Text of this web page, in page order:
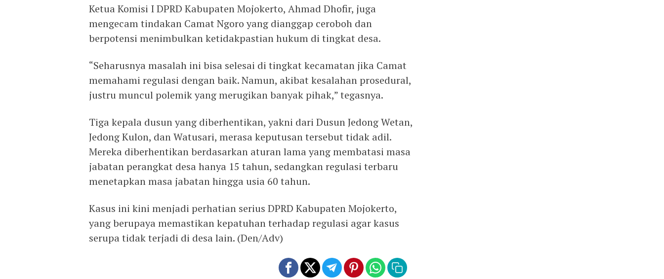
Ketua Komisi I DPRD Kabupaten Mojokerto, Ahmad Dhofir, juga
mengecam tindakan Camat Ngoro yang dianggap ceroboh dan
berpotensi menimbulkan ketidakpastian hukum di tingkat desa.
“Seharusnya masalah ini bisa selesai di tingkat kecamatan jika Camat
memahami regulasi dengan baik. Namun, akibat kesalahan prosedural,
justru muncul polemik yang merugikan banyak pihak,” tegasnya.
Tiga kepala dusun yang diberhentikan, yakni dari Dusun Jedong Wetan,
Jedong Kulon, dan Watusari, merasa keputusan tersebut tidak adil.
Mereka diberhentikan berdasarkan aturan lama yang membatasi masa
jabatan perangkat desa hanya 15 tahun, sedangkan regulasi terbaru
menetapkan masa jabatan hingga usia 60 tahun.
Kasus ini kini menjadi perhatian serius DPRD Kabupaten Mojokerto,
yang berupaya memastikan kepatuhan terhadap regulasi agar kasus
serupa tidak terjadi di desa lain. (Den/Adv)